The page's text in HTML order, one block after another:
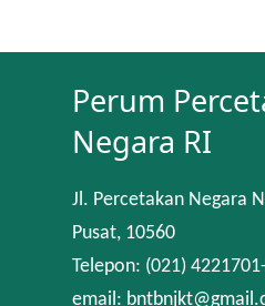
Perum
Negara RI
Jl. Percetakan Negara
Pusat, 10560
Telepon: (021)
email: